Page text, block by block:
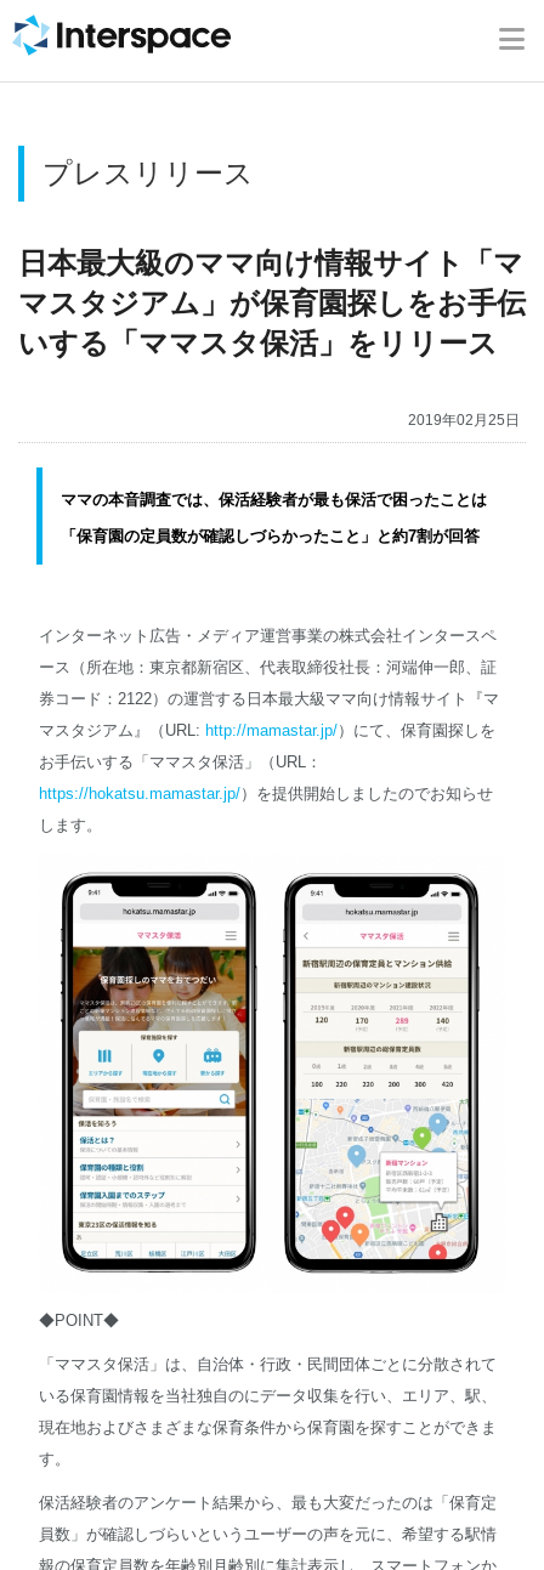
ホーム
事業内容
ニュース
IR情報
お問い合わせ
プレスリリース
日本最大級のママ向け情報サイト「マ
マスタジアム」が保育園探しをお手伝
いする「ママスタ保活」をリリース
2019年02月25日
ママの本音調査では、保活経験者が最も保活で困ったことは
「保育園の定員数が確認しづらかったこと」と約7割が回答
インターネット広告・メディア運営事業の株式会社インタースペ
ース（所在地：東京都新宿区、代表取締役社長：河端伸一郎、証
券コード：2122）の運営する日本最大級ママ向け情報サイト『マ
マスタジアム』（URL: http://mamastar.jp/）にて、保育園探しを
お手伝いする「ママスタ保活」（URL：
https://hokatsu.mamastar.jp/）を提供開始しましたのでお知らせ
します。
◆POINT◆
「ママスタ保活」は、自治体・行政・民間団体ごとに分散されて
いる保育園情報を当社独自のにデータ収集を行い、エリア、駅、
現在地およびさまざまな保育条件から保育園を探すことができま
す。
保活経験者のアンケート結果から、最も大変だったのは「保育定
員数」が確認しづらいというユーザーの声を元に、希望する駅情
報の保育定員数を年齢別月齢別に集計表示し、スマートフォンか